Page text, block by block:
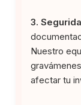
3.
Nuestro
afectar tu